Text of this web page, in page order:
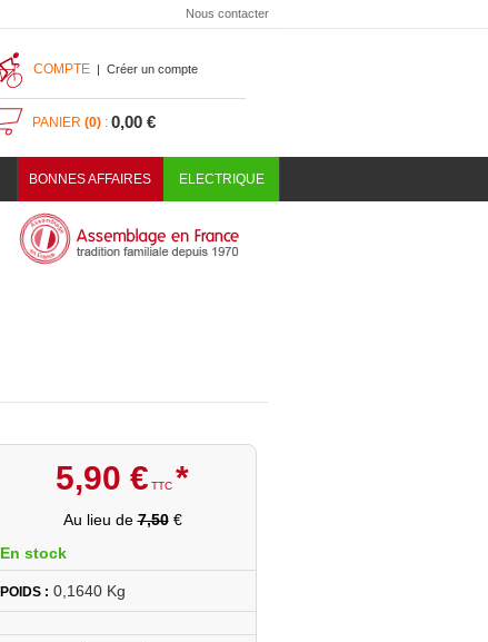
Nous contacter
COMPTE | Créer un compte
PANIER (0) : 0,00 €
BONNES AFFAIRES ELECTRIQUE
5,90 € TTC *
Au lieu de7,50€
En stock
POIDS : 0,1640 Kg